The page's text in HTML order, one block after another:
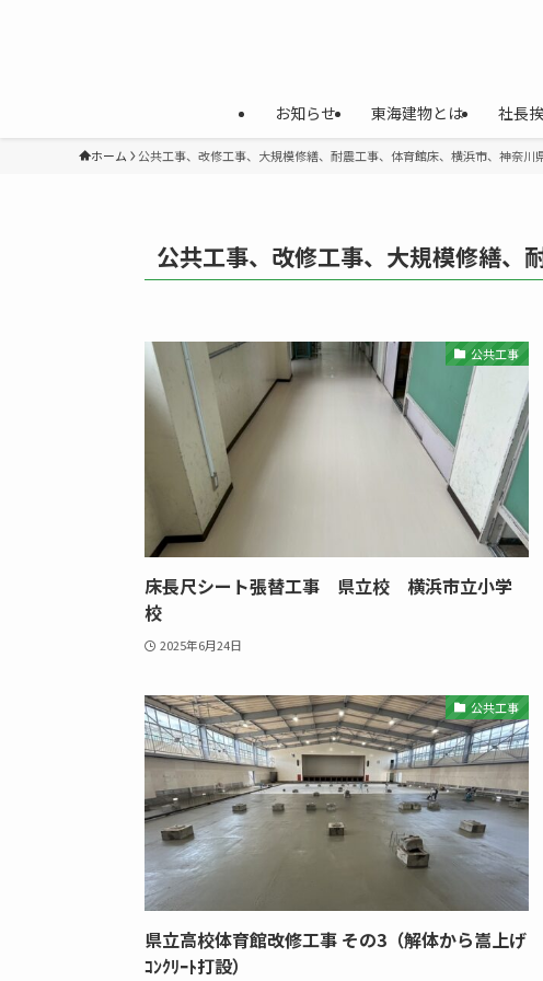
お知らせ 東海建物とは 社長
ホーム 公共工事、改修工事、大規模修繕、耐震工事、体育館床、横浜市、神奈川
公共工事、改修工事、大規模修繕、
公共工事
床長尺シート張替工事 県立校 横浜市立小学
校
2025年6月24日
公共工事
県立高校体育館改修工事 その3（解体から嵩上げ
ｺﾝｸﾘｰﾄ打設）